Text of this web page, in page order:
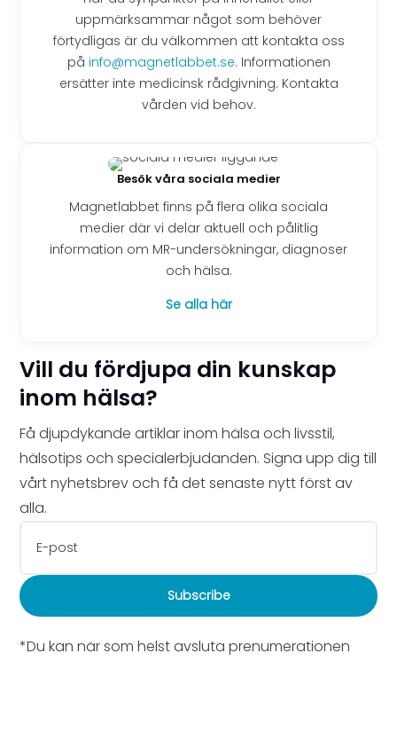
uppmärksammar något som behöver
förtydligas är du välkommen att kontakta oss
på info@magnetlabbet.se. Informationen
ersätter inte medicinsk rådgivning. Kontakta
vården vid behov.
Besök våra sociala medier
Magnetlabbet finns på flera olika sociala
medier där vi delar aktuell och pålitlig
information om MR-undersökningar, diagnoser
och hälsa.
Se alla här
Vill du fördjupa din kunskap
inom hälsa?
Få djupdykande artiklar inom hälsa och livsstil,
hälsotips och specialerbjudanden. Signa upp dig till
vårt nyhetsbrev och få det senaste nytt först av
alla.
Subscribe
*Du kan när som helst avsluta prenumerationen